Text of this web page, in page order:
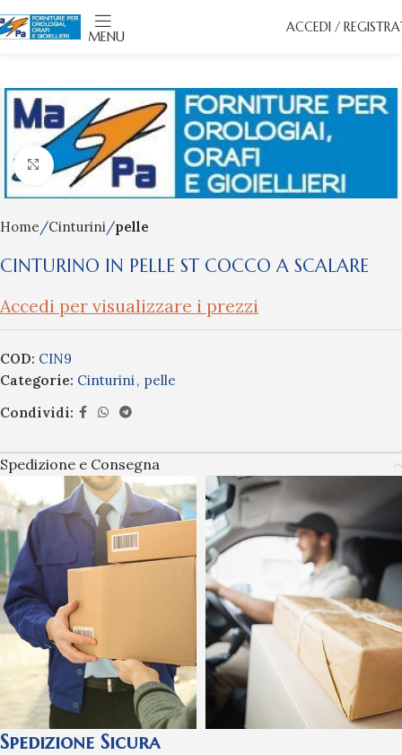
MENU
ACCEDI /
Click to enlarge
Home Cinturini pelle
CINTURINO IN PELLE ST COCCO A SCALARE
Accedi per visualizzare i prezzi
COD: CIN9
Categorie: Cinturini, pelle
Condividi:
Spedizione e Consegna
Spedizione Sicura